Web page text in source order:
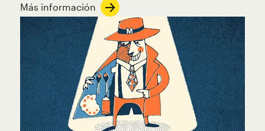
Más información